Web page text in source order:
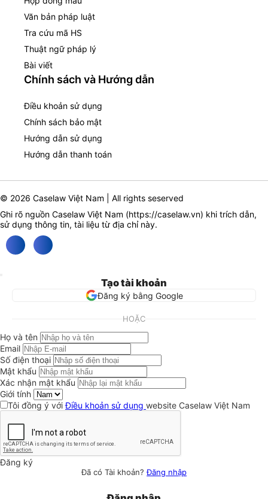
Văn bản pháp luật
Tra cứu mã HS
Thuật ngữ pháp lý
Bài viết
Chính sách và Hướng dẫn
Điều khoản sử dụng
Chính sách bảo mật
Hướng dẫn sử dụng
Hướng dẫn thanh toán
© 2026 Caselaw Việt Nam | All rights seserved
Ghi rõ nguồn Caselaw Việt Nam (https://caselaw.vn) khi trích dẫn,
sử dụng thông tin, tài liệu từ địa chỉ này.
Tạo tài khoản
Đăng ký bằng Google
HOẶC
Họ và tên
Email
Số điện thoại
Mật khẩu
Xác nhận mật khẩu
Giới tính
Tôi đồng ý vớiĐiều khoản sử dụng website Caselaw Việt Nam
Đăng ký
Đã có Tài khoản?Đăng nhập